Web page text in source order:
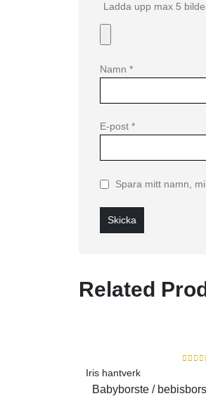
Ladda upp max 5
Namn *
E-post *
Spara mitt namn,
Related
Iris hantverk
Babyborste /